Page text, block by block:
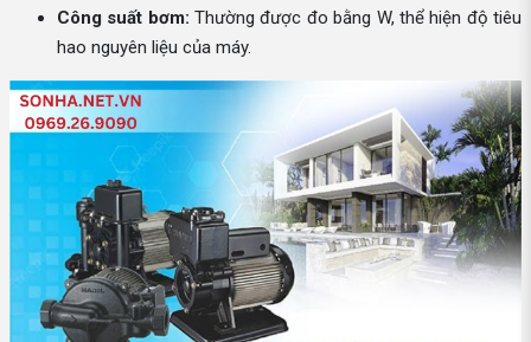
Công suất bơm: Thường được đo bằng W, thể hiện độ tiêu
hao nguyên liệu của máy.